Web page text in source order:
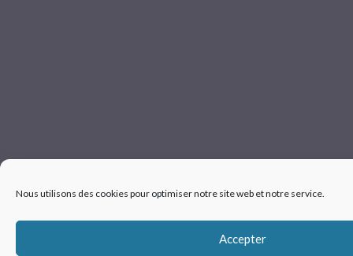
Nous utilisons des cookies pour optimiser notre site web et notre service.
Accepter